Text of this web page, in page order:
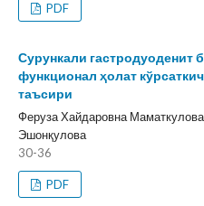
PDF
Сурункали гастродуоденит
функционал ҳолат
таъсири
Феруза Хайдаровна
Эшонқулова
30-36
PDF